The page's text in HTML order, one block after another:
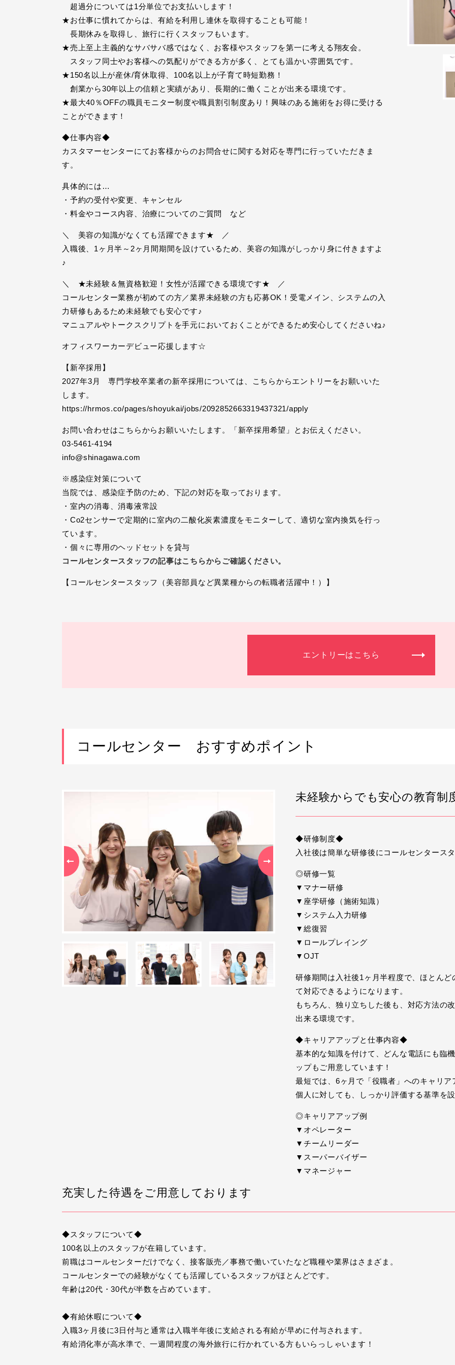
超過分については1分単位でお支払いします！
★お仕事に慣れてからは、有給を利用し連休を取得することも可能！
長期休みを取得し、旅行に行くスタッフもいます。
★売上至上主義的なサバサバ感ではなく、お客様やスタッフを第一に考える翔友会。
スタッフ同士やお客様への気配りができる方が多く、とても温かい雰囲気です。
★150名以上が産休/育休取得、100名以上が子育て時短勤務！
創業から30年以上の信頼と実績があり、長期的に働くことが出来る環境です。
★最大40％OFFの職員モニター制度や職員割引制度あり！興味のある施術をお得に受ける
ことができます！
◆仕事内容◆
カスタマーセンターにてお客様からのお問合せに関する対応を専門に行っていただきま
す。
具体的には…
・予約の受付や変更、キャンセル
・料金やコース内容、治療についてのご質問 など
＼ 美容の知識がなくても活躍できます★ ／
入職後、1ヶ月半～2ヶ月間期間を設けているため、美容の知識がしっかり身に付きますよ
♪
＼ ★未経験＆無資格歓迎！女性が活躍できる環境です★ ／
コールセンター業務が初めての方／業界未経験の方も応募OK！受電メイン、システムの入
力研修もあるため未経験でも安心です♪
マニュアルやトークスクリプトを手元においておくことができるため安心してくださいね♪
オフィスワーカーデビュー応援します☆
【新卒採用】
2027年3月 専門学校卒業者の新卒採用については、こちらからエントリーをお願いいた
します。
https://hrmos.co/pages/shoyukai/jobs/2092852663319437321/apply
お問い合わせはこちらからお願いいたします。「新卒採用希望」とお伝えください。
03-5461-4194
info@shinagawa.com
※感染症対策について
当院では、感染症予防のため、下記の対応を取っております。
・室内の消毒、消毒液常設
・Co2センサーで定期的に室内の二酸化炭素濃度をモニターして、適切な室内換気を行っ
ています。
・個々に専用のヘッドセットを貸与
コールセンタースタッフの記事はこちらからご確認ください。
【コールセンタースタッフ（美容部員など異業種からの転職者活躍中！）】
エントリーはこちら
コールセンター おすすめポイント
Previous
未経験からでも安心の教育制
◆研修制度◆
入社後は簡単な研修後にコールセンタース
◎研修一覧
▼マナー研修
▼座学研修（施術知識）
▼システム入力研修
▼総復習
▼ロールプレイング
▼OJT
研修期間は入社後1ヶ月半程度で、ほとん
て対応できるようになります。
もちろん、独り立ちした後も、対応方法の
出来る環境です。
◆キャリアアップと仕事内容◆
基本的な知識を付けて、どんな電話にも臨
ップもご用意しています！
最短では、6ヶ月で「役職者」へのキャリア
個人に対しても、しっかり評価する基準を設
◎キャリアアップ例
▼オペレーター
▼チームリーダー
▼スーパーバイザー
▼マネージャー
充実した待遇をご用意しております
◆スタッフについて◆
100名以上のスタッフが在籍しています。
前職はコールセンターだけでなく、接客販売／事務で働いていたなど職種や業界はさまざま。
コールセンターでの経験がなくても活躍しているスタッフがほとんどです。
年齢は20代・30代が半数を占めています。
◆有給休暇について◆
入職3ヶ月後に3日付与と通常は入職半年後に支給される有給が早めに付与されます。
有給消化率が高水準で、一週間程度の海外旅行に行かれている方もいらっしゃいます！